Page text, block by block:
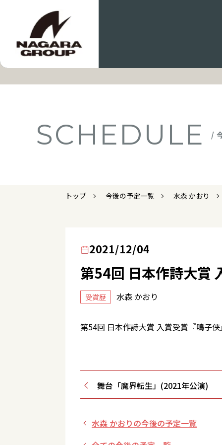
SCHEDULE /
トップ 今後の予定一覧 水森 かおり
2021/12/04
第54回 日本作詩大賞
受賞歴 水森 かおり
第54回 日本作詩大賞 入賞受賞『鳴子侠
舞台「魔界転生」(2021年公演)
水森 かおりの今後の予定一覧